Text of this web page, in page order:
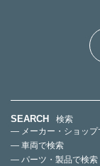
SEARCH
検索
— メーカー・ショップ
— 車両で検索
— パーツ・製品で検索